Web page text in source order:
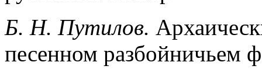
Б. Н. Путилов.
песенном разбойничьем